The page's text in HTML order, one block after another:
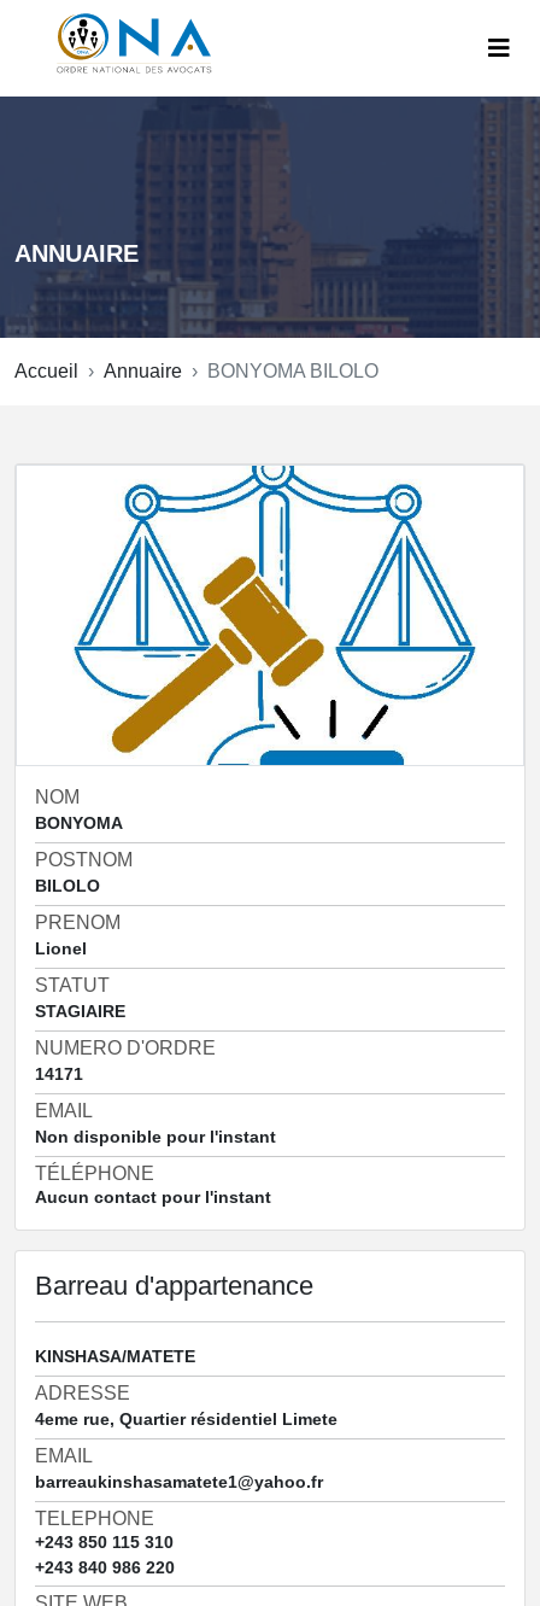
ANNUAIRE
Accueil Annuaire BONYOMA BILOLO
NOM
BONYOMA
POSTNOM
BILOLO
PRENOM
Lionel
STATUT
STAGIAIRE
NUMERO D'ORDRE
14171
EMAIL
Non disponible pour l'instant
TÉLÉPHONE
Aucun contact pour l'instant
Barreau d'appartenance
KINSHASA/MATETE
ADRESSE
4eme rue, Quartier résidentiel Limete
EMAIL
barreaukinshasamatete1@yahoo.fr
TELEPHONE
+243 850 115 310
+243 840 986 220